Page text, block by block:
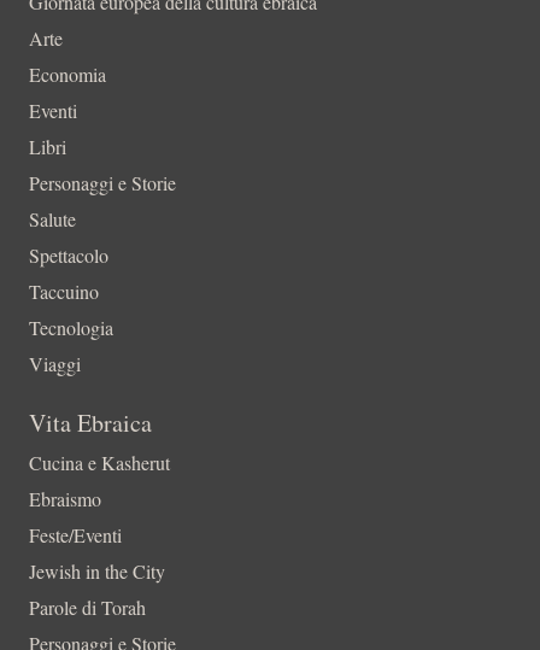
Arte
Economia
Eventi
Libri
Personaggi e Storie
Salute
Spettacolo
Taccuino
Tecnologia
Viaggi
Vita Ebraica
Cucina e Kasherut
Ebraismo
Feste/Eventi
Jewish in the City
Parole di Torah
Personaggi e Storie